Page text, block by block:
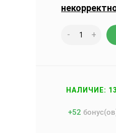
- +
НАЛИЧИЕ:
+52